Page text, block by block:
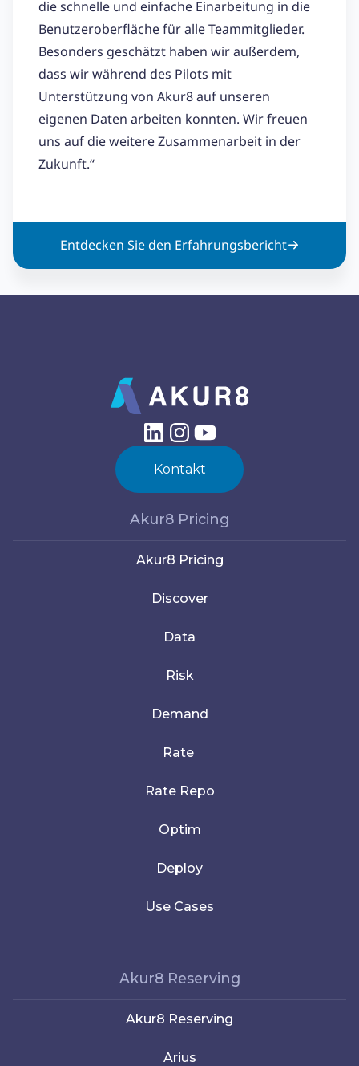
die schnelle und einfache Einarbeitung in die
Benutzeroberfläche für alle Teammitglieder.
Besonders geschätzt haben wir außerdem,
dass wir während des Pilots mit
Unterstützung von Akur8 auf unseren
eigenen Daten arbeiten konnten. Wir freuen
uns auf die weitere Zusammenarbeit in der
Zukunft.“
Entdecken Sie den Erfahrungsbericht
Kontakt
Akur8 Pricing
Akur8 Pricing
Discover
Data
Risk
Demand
Rate
Rate Repo
Optim
Deploy
Use Cases
Akur8 Reserving
Akur8 Reserving
Arius